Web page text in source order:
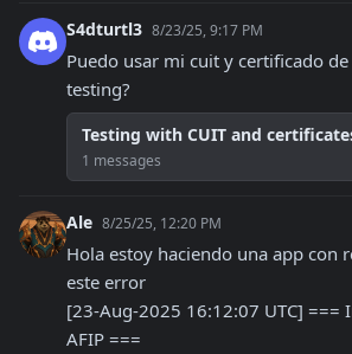
S4dturtl3 8/23/25, 9:17 PM
Puedo usar mi cuit y certificado
testing?
Testing with CUIT and
1 messages
Ale 8/25/25, 12:20 PM
Hola estoy haciendo una app con
este error
[23-Aug-2025 16:12:07 UTC] ===
AFIP ===